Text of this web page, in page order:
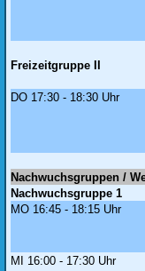
Freizeitgruppe II
DO 17:30 - 18:30 Uhr
Nachwuchsgruppen /
Nachwuchsgruppe 1
MO 16:45 - 18:15 Uhr
MI 16:00 - 17:30 Uhr